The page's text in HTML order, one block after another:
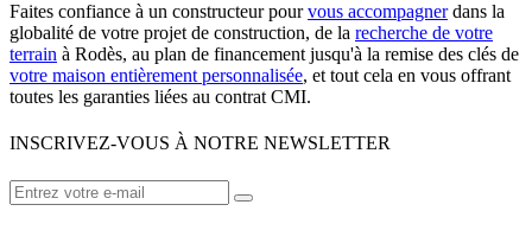
Faites confiance à un constructeur pourvous accompagnerdans la
globalité de votre projet de construction, de la recherche de votre
terrain à Rodès, au plan de financement jusqu'à la remise des clés de
votre maison entièrement personnalisée, et tout cela en vous offrant
toutes les garanties liées au contrat CMI.
INSCRIVEZ-VOUS À NOTRE NEWSLETTER